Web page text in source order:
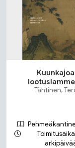
Kuunkajoa
Tähtinen,
Toimitusaika